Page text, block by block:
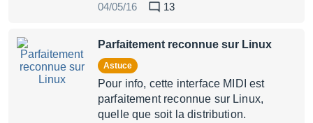
04/05/16
13
Parfaitement reconnue sur Linux
Astuce
Pour info, cette interface MIDI est
parfaitement reconnue sur Linux,
quelle que soit la distribution.